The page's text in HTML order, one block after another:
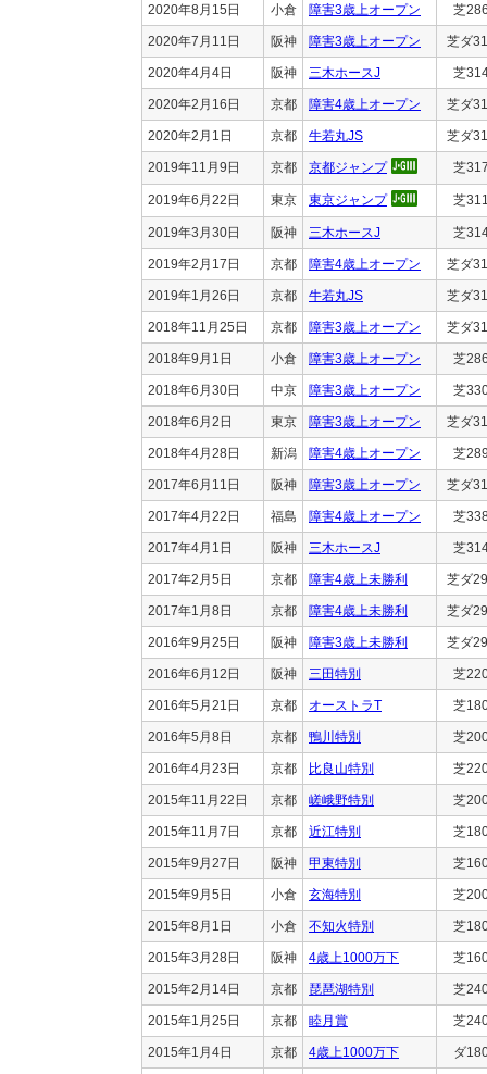
2020年8月15日 小倉 障害3歳上オープン 芝
2020年7月11日 阪神 障害3歳上オープン 芝ダ
2020年4月4日 阪神 三木ホースJ 芝
2020年2月16日 京都 障害4歳上オープン 芝ダ
2020年2月1日 京都 牛若丸JS 芝ダ
2019年11月9日 京都 京都ジャンプ 芝
2019年6月22日 東京 東京ジャンプ 芝
2019年3月30日 阪神 三木ホースJ 芝
2019年2月17日 京都 障害4歳上オープン 芝ダ
2019年1月26日 京都 牛若丸JS 芝ダ
2018年11月25日 京都 障害3歳上オープン 芝ダ
2018年9月1日 小倉 障害3歳上オープン 芝
2018年6月30日 中京 障害3歳上オープン 芝
2018年6月2日 東京 障害3歳上オープン 芝ダ
2018年4月28日 新潟 障害4歳上オープン 芝
2017年6月11日 阪神 障害3歳上オープン 芝ダ
2017年4月22日 福島 障害4歳上オープン 芝
2017年4月1日 阪神 三木ホースJ 芝
2017年2月5日 京都 障害4歳上未勝利 芝ダ
2017年1月8日 京都 障害4歳上未勝利 芝ダ
2016年9月25日 阪神 障害3歳上未勝利 芝ダ
2016年6月12日 阪神 三田特別 芝
2016年5月21日 京都 オーストラT 芝
2016年5月8日 京都 鴨川特別 芝
2016年4月23日 京都 比良山特別 芝
2015年11月22日 京都 嵯峨野特別 芝
2015年11月7日 京都 近江特別 芝
2015年9月27日 阪神 甲東特別 芝
2015年9月5日 小倉 玄海特別 芝
2015年8月1日 小倉 不知火特別 芝
2015年3月28日 阪神 4歳上1000万下 芝
2015年2月14日 京都 琵琶湖特別 芝
2015年1月25日 京都 睦月賞 芝
2015年1月4日 京都 4歳上1000万下 ダ